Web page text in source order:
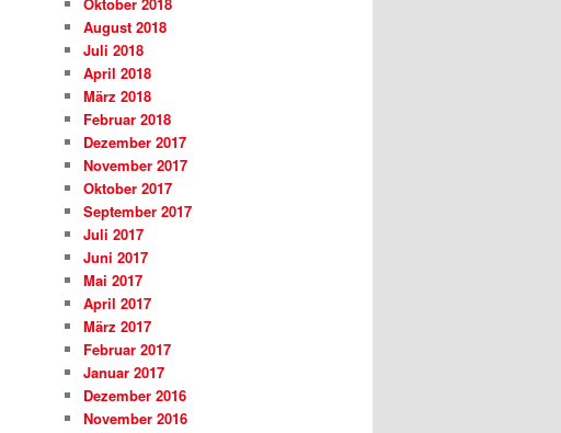
August 2018
Juli 2018
April 2018
März 2018
Februar 2018
Dezember 2017
November 2017
Oktober 2017
September 2017
Juli 2017
Juni 2017
Mai 2017
April 2017
März 2017
Februar 2017
Januar 2017
Dezember 2016
November 2016